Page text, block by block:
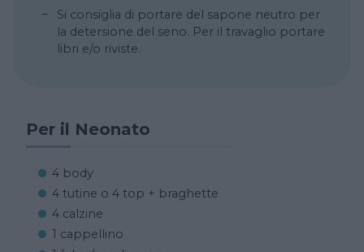
Si consiglia di portare del sapone neutro per
la detersione del seno. Per il travaglio portare
libri e/o riviste.
Per il Neonato
4 body
4 tutine o 4 top + braghette
4 calzine
1 cappellino